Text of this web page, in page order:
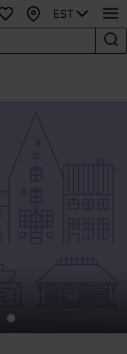
Lemmikud
Kaart
EST